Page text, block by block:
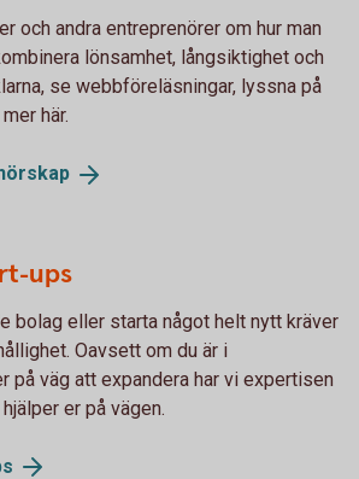
och andra entreprenörer om hur man
lönsamhet, långsiktighet och
se webbföreläsningar, lyssna på
här.
ups
bolag eller starta något helt nytt kräver
Oavsett om du är i
på väg att expandera har vi expertisen
er på vägen.